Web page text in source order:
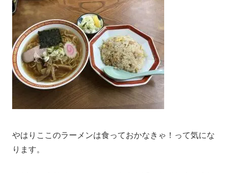
やはりここのラーメンは食っておかなきゃ！って気にな
ります。